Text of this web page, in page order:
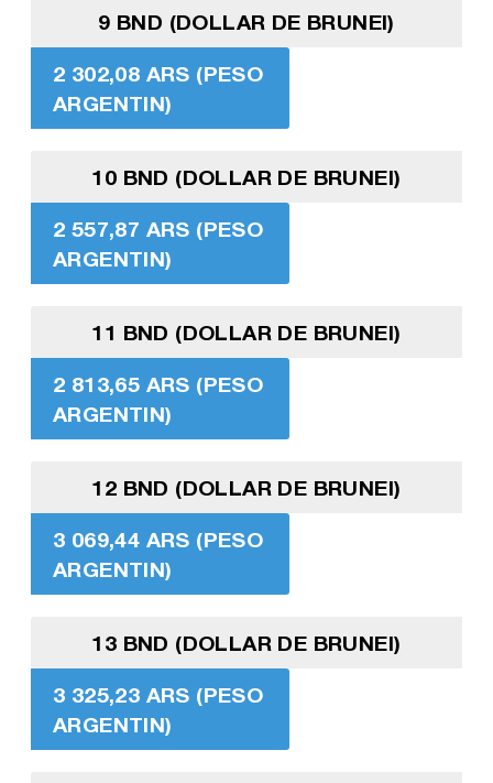
9 BND (DOLLAR DE BRUNEI)
2 302,08 ARS (PESO
ARGENTIN)
10 BND (DOLLAR DE BRUNEI)
2 557,87 ARS (PESO
ARGENTIN)
11 BND (DOLLAR DE BRUNEI)
2 813,65 ARS (PESO
ARGENTIN)
12 BND (DOLLAR DE BRUNEI)
3 069,44 ARS (PESO
ARGENTIN)
13 BND (DOLLAR DE BRUNEI)
3 325,23 ARS (PESO
ARGENTIN)